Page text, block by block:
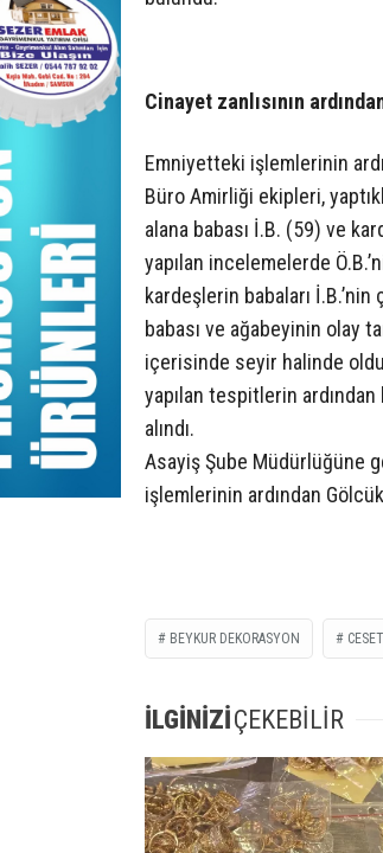
Cinayet zanlısının
Emniyetteki işlemlerinin
Büro Amirliği ekipleri,
alana babası İ.B. (59) ve
yapılan incelemelerde
kardeşlerin babaları
babası ve ağabeyinin olay
içerisinde seyir halinde
yapılan tespitlerin
alındı.
Asayiş Şube Müdürlüğüne
işlemlerinin ardından
BEYKUR DEKORASYON CESET
İLGİNİZİÇEKEBİLİR